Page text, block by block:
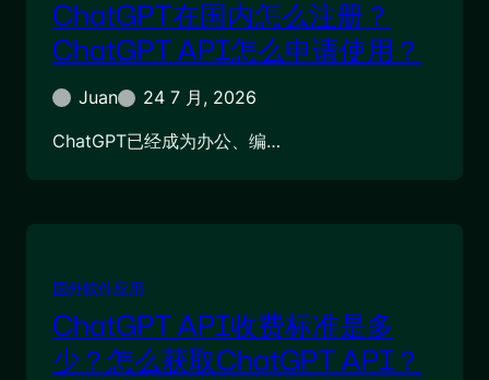
ChatGPT在国内怎么注册？
ChatGPT API怎么申请使用？
Juan
24 7 月, 2026
ChatGPT已经成为办公、编…
国外软件应用
ChatGPT API收费标准是多
少？怎么获取ChatGPT API？